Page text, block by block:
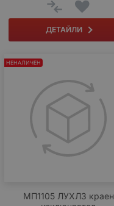
ДЕТАЙЛИ
МП1105 ЛУХЛ3 краен
НЕНАЛИЧЕН